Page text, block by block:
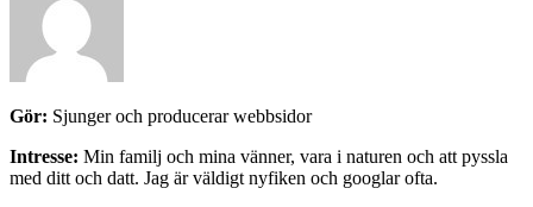
Gör: Sjunger och producerar webbsidor
Intresse: Min familj och mina vänner, vara i naturen och att pyssla
med ditt och datt. Jag är väldigt nyfiken och googlar ofta.